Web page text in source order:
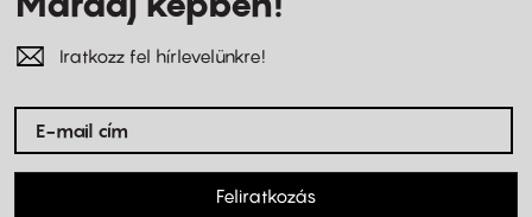
Iratkozz fel hírlevelünkre!
Feliratkozás